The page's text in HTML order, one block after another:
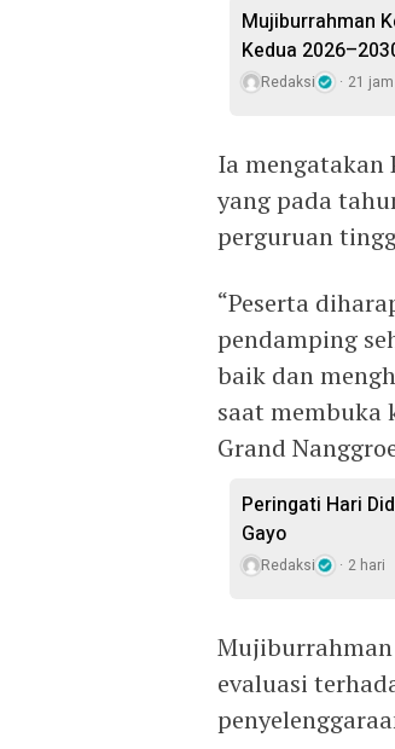
Mujiburrahman
Kedua
Redaksi 21 jam
Ia mengatakan
yang pada
perguruan
“Peserta
pendamping
baik dan
saat membuka
Grand
Peringati Hari
Gayo
Redaksi 2 hari
evaluasi